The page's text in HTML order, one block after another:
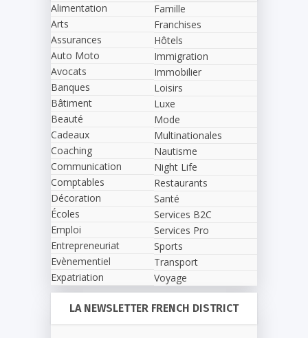
Alimentation
Arts
Assurances
Auto Moto
Avocats
Banques
Bâtiment
Beauté
Cadeaux
Coaching
Communication
Comptables
Décoration
Écoles
Emploi
Entrepreneuriat
Evènementiel
Expatriation
Famille
Franchises
Hôtels
Immigration
Immobilier
Loisirs
Luxe
Mode
Multinationales
Nautisme
Night Life
Restaurants
Santé
Services B2C
Services Pro
Sports
Transport
Voyage
LA NEWSLETTER FRENCH DISTRICT